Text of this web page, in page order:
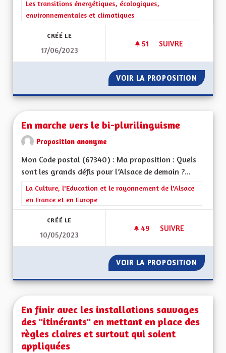
Filtrer les résultats de la catégorie : Les transitions
Les transitions énergétiques, écologiques,
environnementales et climatiques
CRÉÉ LE
17/06/2023
51 51 ABONNÉS
SUIVRE
VOIR LA PROPOSITION
En marche vers le bi-plurilinguisme
Proposition anonyme
Mon Code postal (67340) : Ma proposition : Quels
sont les grands défis pour l’Alsace de demain ?...
Filtrer les résultats de la catégorie : La Culture, l'Education et
La Culture, l'Education et le rayonnement de l'Alsace
en France et en Europe
CRÉÉ LE
10/05/2023
49 49 ABONNÉS
SUIVRE
VOIR LA PROPOSITION EN
En finir avec les installations sauvages
des "itinérants" en mettant en place des
règles claires et surtout qui soient
appliquées